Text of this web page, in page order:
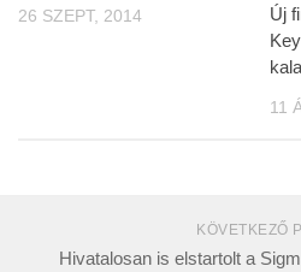
26 SZEPT, 2014
Új
11
KÖVETKEZŐ
Hivatalosan is elstartolt a